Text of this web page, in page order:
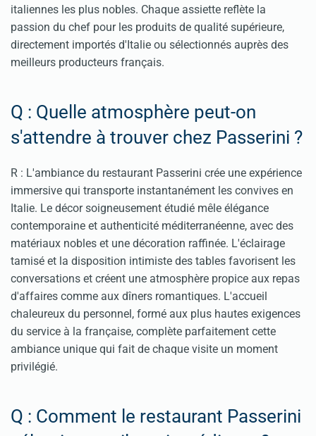
italiennes les plus nobles. Chaque assiette reflète la
passion du chef pour les produits de qualité supérieure,
directement importés d'Italie ou sélectionnés auprès des
meilleurs producteurs français.
Q : Quelle atmosphère peut-on
s'attendre à trouver chez Passerini ?
R : L'ambiance du restaurant Passerini crée une expérience
immersive qui transporte instantanément les convives en
Italie. Le décor soigneusement étudié mêle élégance
contemporaine et authenticité méditerranéenne, avec des
matériaux nobles et une décoration raffinée. L'éclairage
tamisé et la disposition intimiste des tables favorisent les
conversations et créent une atmosphère propice aux repas
d'affaires comme aux dîners romantiques. L'accueil
chaleureux du personnel, formé aux plus hautes exigences
du service à la française, complète parfaitement cette
ambiance unique qui fait de chaque visite un moment
privilégié.
Q : Comment le restaurant Passerini